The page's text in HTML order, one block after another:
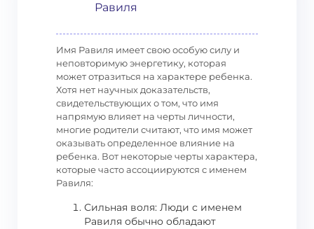
Равиля
Имя Равиля имеет свою особую силу и
неповторимую энергетику, которая
может отразиться на характере ребенка.
Хотя нет научных доказательств,
свидетельствующих о том, что имя
напрямую влияет на черты личности,
многие родители считают, что имя может
оказывать определенное влияние на
ребенка. Вот некоторые черты характера,
которые часто ассоциируются с именем
Равиля:
Сильная воля: Люди с именем
Равиля обычно обладают